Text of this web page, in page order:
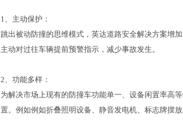
1、主动保护：
跳出被动防撞的思维模式，英达道路安全解决方案增
主动对过往车辆提前预警指示，减少事故发生。
2、功能多样：
为解决市场上现有的防撞车功能单一、设备闲置率高
置。例如例如折叠照明设备、静音发电机、标志牌摆